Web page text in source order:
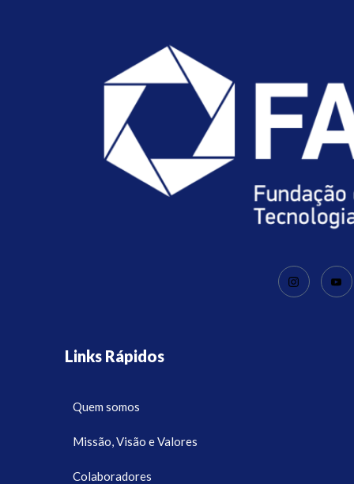
Links Rápidos
Quem somos
Missão, Visão e Valores
Colaboradores